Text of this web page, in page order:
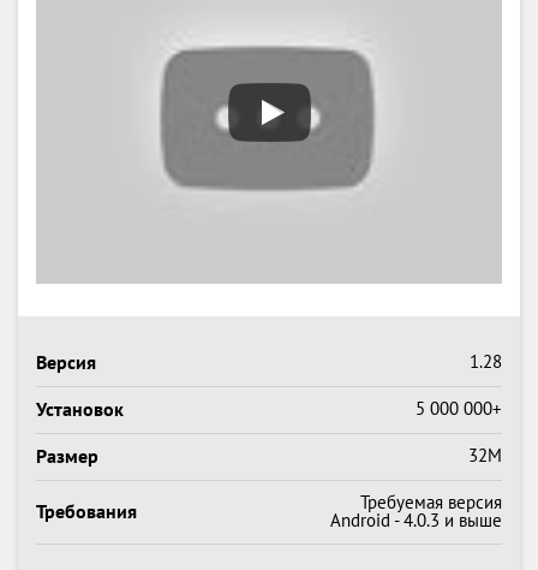
Версия 1.28
Установок 5 000 000+
Размер 32M
Требования Требуемая версия
Android - 4.0.3 и выше